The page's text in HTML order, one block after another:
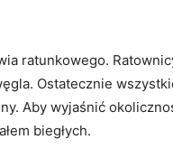
ratunkowego.
Ostatecznie
Aby wyjaśnić
biegłych.